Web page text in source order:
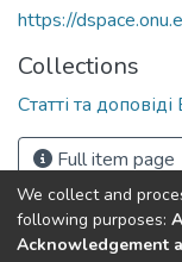
https://
Collections
Статті та
Full item page
We collect and
following purposes:
Acknowledgement